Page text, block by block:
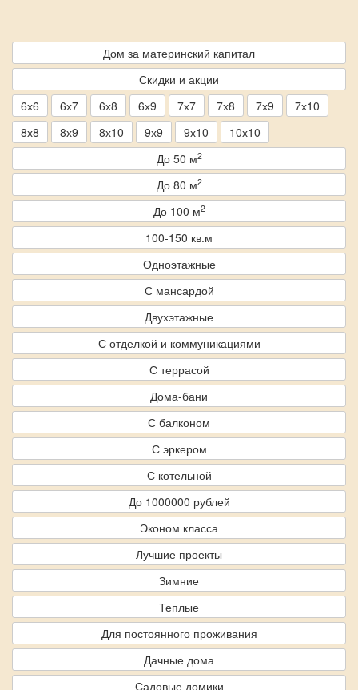
Дом за материнский капитал
Скидки и акции
6х6
6х7 6х8 6х9 7х7 7х8 7х9
7х10
8х8
8х9 8х10 9х9 9х10
10х10
До 50 м2
До 80 м2
До 100 м2
100-150 кв.м
Одноэтажные
С мансардой
Двухэтажные
С отделкой и коммуникациями
С террасой
Дома-бани
С балконом
С эркером
С котельной
До 1000000 рублей
Эконом класса
Лучшие проекты
Зимние
Теплые
Для постоянного проживания
Дачные дома
Садовые домики